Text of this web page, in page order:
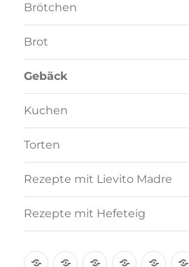
Brötchen
Brot
Gebäck
Kuchen
Torten
Rezepte mit Lievito Madre
Rezepte mit Hefeteig
Über Rezept-Kooperation
Brötchen
Brot